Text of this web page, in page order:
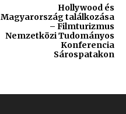
Hollywood és
Magyarország találkozása
– Filmturizmus
Nemzetközi Tudományos
Konferencia
Sárospatakon